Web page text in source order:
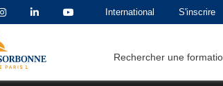
International S'inscrire
Rechercher une